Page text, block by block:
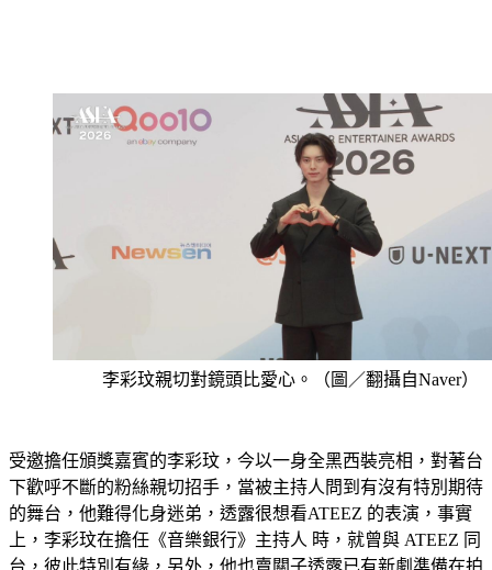
李彩玟親切對鏡頭比愛心。（圖／翻攝自Naver）
受邀擔任頒獎嘉賓的李彩玟，今以一身全黑西裝亮相，對著台
下歡呼不斷的粉絲親切招手，當被主持人問到有沒有特別期待
的舞台，他難得化身迷弟，透露很想看ATEEZ 的表演，事實
上，李彩玟在擔任《音樂銀行》主持人 時，就曾與 ATEEZ 同